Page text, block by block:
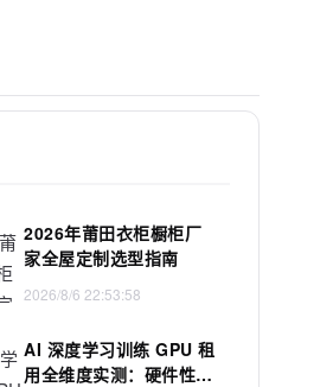
2026年莆田衣柜橱柜厂
家全屋定制选型指南
2026/8/6 22:53:58
AI 深度学习训练 GPU 租
用全维度实测：硬件性